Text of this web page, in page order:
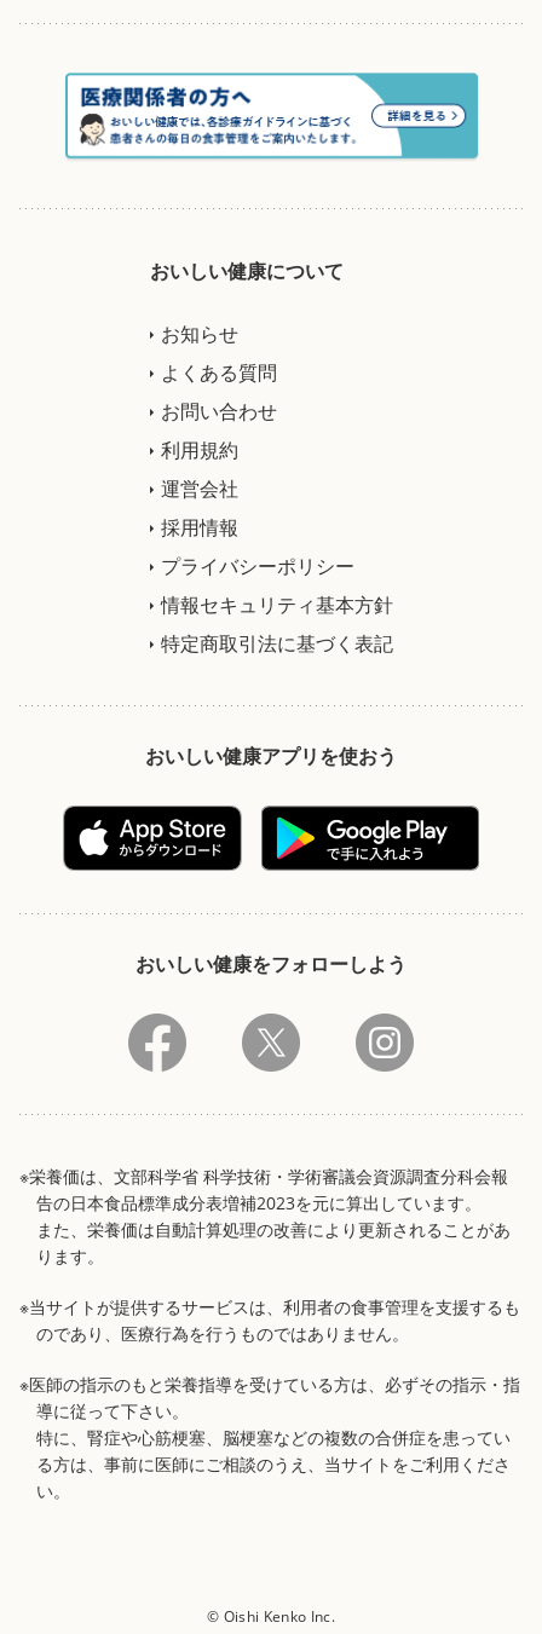
おいしい健康について
お知らせ
よくある質問
お問い合わせ
利用規約
運営会社
採用情報
プライバシーポリシー
情報セキュリティ基本方針
特定商取引法に基づく表記
おいしい健康アプリを使おう
おいしい健康をフォローしよう
※栄養価は、文部科学省 科学技術・学術審議会資源調査分科会報
告の日本食品標準成分表増補2023を元に算出しています。
また、栄養価は自動計算処理の改善により更新されることがあ
ります。
※当サイトが提供するサービスは、利用者の食事管理を支援するも
のであり、医療行為を行うものではありません。
※医師の指示のもと栄養指導を受けている方は、必ずその指示・指
導に従って下さい。
特に、腎症や心筋梗塞、脳梗塞などの複数の合併症を患ってい
る方は、事前に医師にご相談のうえ、当サイトをご利用くださ
い。
© Oishi Kenko Inc.